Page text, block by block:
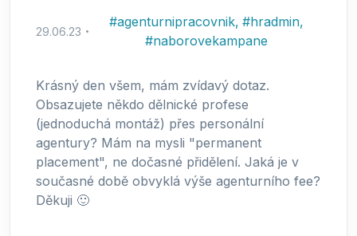
29.06.23
#agenturnipracovnik, #hradmin,
#naborovekampane
Krásný den všem, mám zvídavý dotaz.
Obsazujete někdo dělnické profese
(jednoduchá montáž) přes personální
agentury? Mám na mysli "permanent
placement", ne dočasné přidělení. Jaká je v
současné době obvyklá výše agenturního fee?
Děkuji 🙂